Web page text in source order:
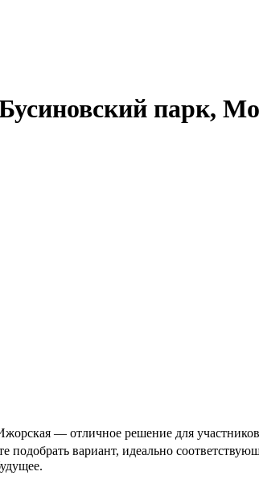
парк,
— отличное решение для
подобрать вариант, идеально